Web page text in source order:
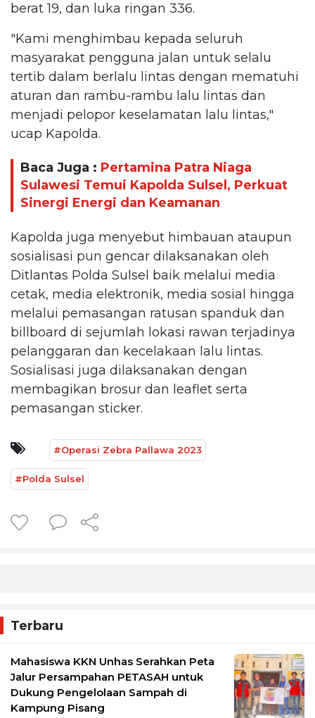
berat 19, dan luka ringan 336.
"Kami menghimbau kepada seluruh
masyarakat pengguna jalan untuk selalu
tertib dalam berlalu lintas dengan mematuhi
aturan dan rambu-rambu lalu lintas dan
menjadi pelopor keselamatan lalu lintas,"
ucap Kapolda.
Baca Juga : Pertamina Patra Niaga
Sulawesi Temui Kapolda Sulsel, Perkuat
Sinergi Energi dan Keamanan
Kapolda juga menyebut himbauan ataupun
sosialisasi pun gencar dilaksanakan oleh
Ditlantas Polda Sulsel baik melalui media
cetak, media elektronik, media sosial hingga
melalui pemasangan ratusan spanduk dan
billboard di sejumlah lokasi rawan terjadinya
pelanggaran dan kecelakaan lalu lintas.
Sosialisasi juga dilaksanakan dengan
membagikan brosur dan leaflet serta
pemasangan sticker.
#Operasi Zebra Pallawa 2023
#Polda Sulsel
Terbaru
Mahasiswa KKN Unhas Serahkan Peta
Jalur Persampahan PETASAH untuk
Dukung Pengelolaan Sampah di
Kampung Pisang